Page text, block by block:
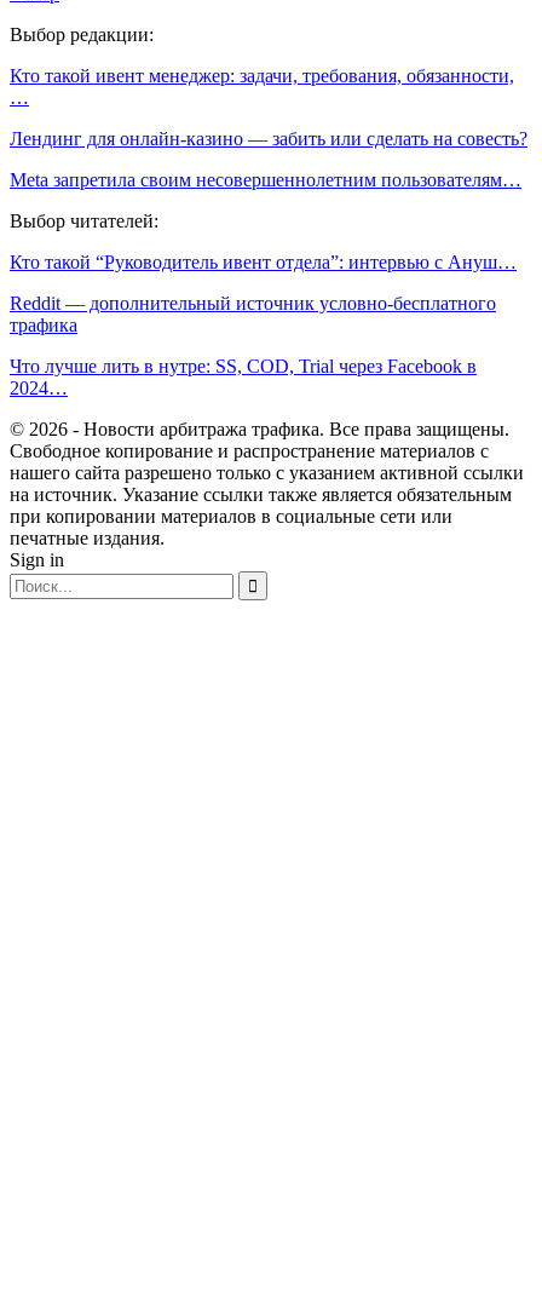
Выбор редакции:
Кто такой ивент менеджер: задачи, требования, обязанности,
…
Лендинг для онлайн-казино — забить или сделать на совесть?
Meta запретила своим несовершеннолетним пользователям…
Выбор читателей:
Кто такой “Руководитель ивент отдела”: интервью с Ануш…
Reddit — дополнительный источник условно-бесплатного
трафика
Что лучше лить в нутре: SS, COD, Trial через Facebook в
2024…
© 2026 - Новости арбитража трафика. Все права защищены.
Свободное копирование и распространение материалов с
нашего сайта разрешено только с указанием активной ссылки
на источник. Указание ссылки также является обязательным
при копировании материалов в социальные сети или
печатные издания.
Sign in